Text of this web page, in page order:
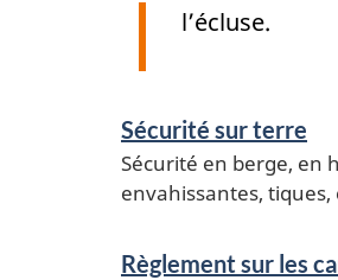
l’écluse.
Sécurité sur terre
Sécurité en berge, en
envahissantes, tiques,
Règlement sur les